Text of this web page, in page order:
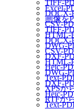
TIFF-
DOCX-
CSV-
HTML-
DWG-
DXF-
Heic-
Text-
XPSか
RTFか
Excel-
画像を
TIFF-
DOCX-
CSV-
HTML-
DWG-
DXF-
Heic-
Text-